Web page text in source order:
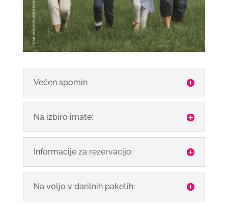
Večen spomin
Na izbiro imate:
Informacije za rezervacijo:
Na voljo v darilnih paketih: